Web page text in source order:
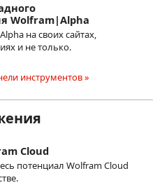
Wolfram|Alpha
на своих сайтах,
и не только.
инструментов »
Cloud
потенциал Wolfram Cloud